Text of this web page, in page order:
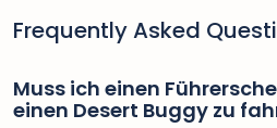
Frequently Asked
Muss ich einen
einen Desert Buggy zu